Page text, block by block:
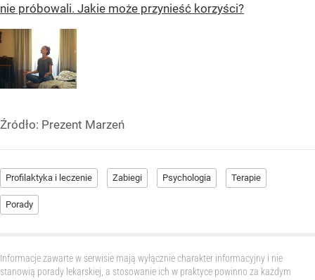
nie próbowali. Jakie może przynieść korzyści?
Źródło: Prezent Marzeń
Profilaktyka i leczenie Zabiegi Psychologia Terapie
Porady
Informacje zawarte w serwisie mają wyłącznie charakter informacyjny i nie
stanowią porady lekarskiej, a stosowanie ich w praktyce powinno za każdym